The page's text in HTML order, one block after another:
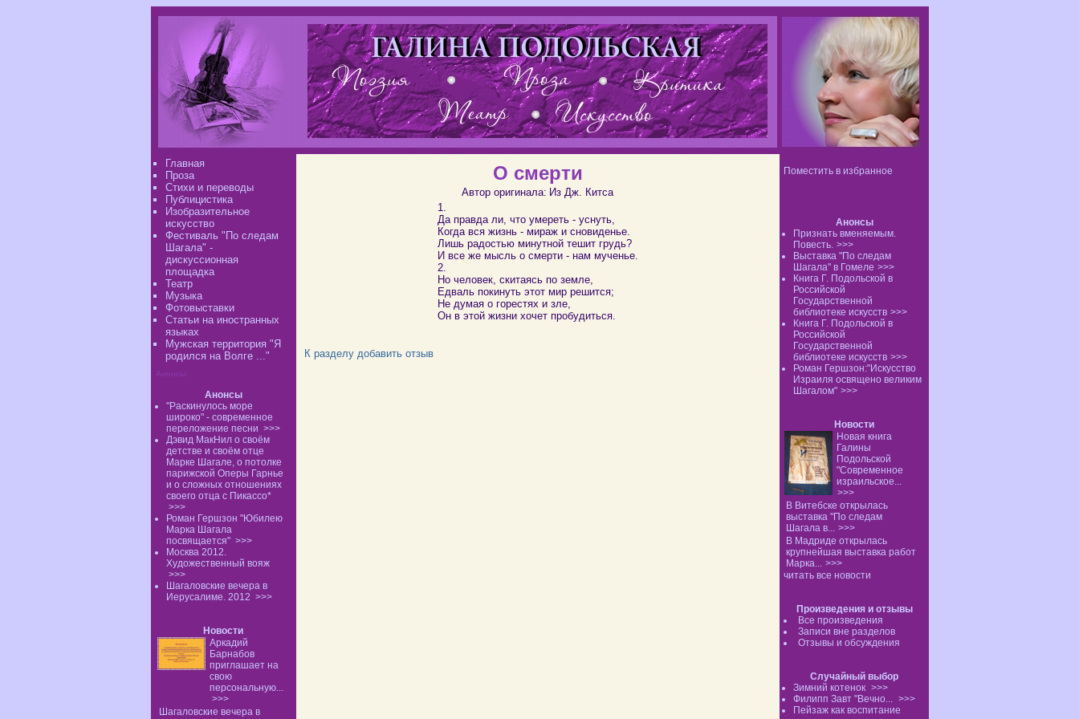
Поместить в избранное
Анонсы
Признать вменяемым.
Повесть. >>>
Выставка "По следам
Шагала" в Гомеле >>>
Книга Г. Подольской в
Российской
Государственной
библиотеке искусств >>>
Книга Г. Подольской в
Российской
Государственной
библиотеке искусств >>>
Роман Гершзон:"Искусство
Израиля освящено великим
Шагалом" >>>
Новости
Новая книга
Галины
Подольской
"Современное
израильское...
>>>
В Витебске открылась
выставка "По следам
Шагала в... >>>
В Мадриде открылась
крупнейшая выставка работ
Марка... >>>
читать все новости
Произведения и отзывы
Все произведения
Записи вне разделов
Отзывы и обсуждения
Случайный выбор
Зимний котенок >>>
Филипп Завт "Вечно... >>>
Пейзаж как воспитание
Главная
Проза
Стихи и переводы
Публицистика
Изобразительное
искусство
Фестиваль "По следам
Шагала" -
дискуссионная
площадка
Театр
Музыка
Фотовыставки
Статьи на иностранных
языках
Мужская территория "Я
родился на Волге ..."
Анонсы:
Анонсы
"Раскинулось море
широко" - современное
переложение песни >>>
Дэвид МакНил о своём
детстве и своём отце
Марке Шагале, о потолке
парижской Оперы Гарнье
и о сложных отношениях
своего отца с Пикассо*
>>>
Роман Гершзон "Юбилею
Марка Шагала
посвящается" >>>
Москва 2012.
Художественный вояж
>>>
Шагаловские вечера в
Иерусалиме. 2012 >>>
Новости
Аркадий
Барнабов
приглашает на
свою
персональную...
>>>
Шагаловские вечера в
О смерти
Автор оригинала: Из Дж. Китса
1.
Да правда ли, что умереть - уснуть,
Когда вся жизнь - мираж и сновиденье.
Лишь радостью минутной тешит грудь?
И все же мысль о смерти - нам мученье.
2.
Но человек, скитаясь по земле,
Едваль покинуть этот мир решится;
Не думая о горестях и зле,
Он в этой жизни хочет пробудиться.
К разделу добавить отзыв